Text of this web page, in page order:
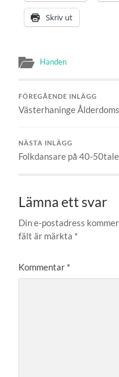
Skriv ut
Handen
FÖREGÅENDE INLÄGG
Västerhaninge
NÄSTA INLÄGG
Folkdansare på 40-
Lämna ett svar
Din e-postadress
fält är märkta *
Kommentar *